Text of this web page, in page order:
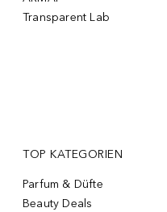
Transparent Lab
TOP KATEGORIEN
Parfum & Düfte
Beauty Deals